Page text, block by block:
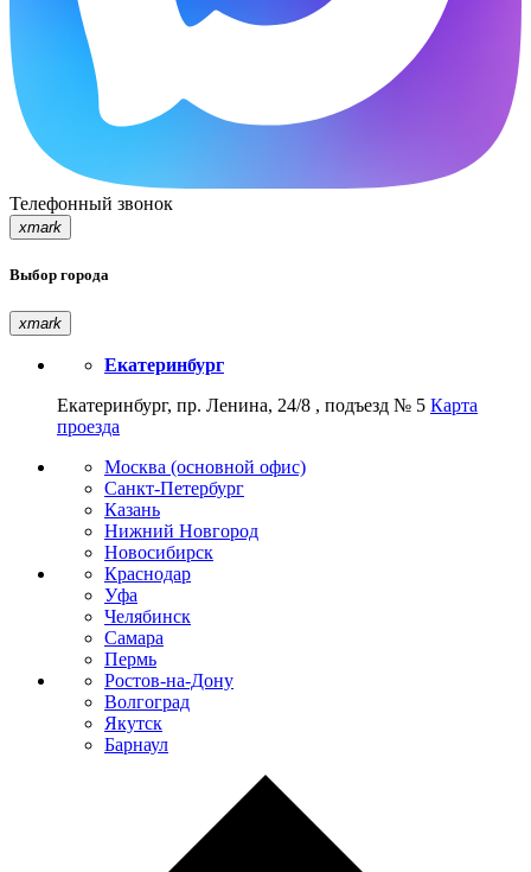
Телефонный звонок
xmark
Выбор города
xmark
Екатеринбург
Екатеринбург, пр. Ленина, 24/8 , подъезд № 5 Карта
проезда
Москва (основной офис)
Санкт-Петербург
Казань
Нижний Новгород
Новосибирск
Краснодар
Уфа
Челябинск
Самара
Пермь
Ростов-на-Дону
Волгоград
Якутск
Барнаул